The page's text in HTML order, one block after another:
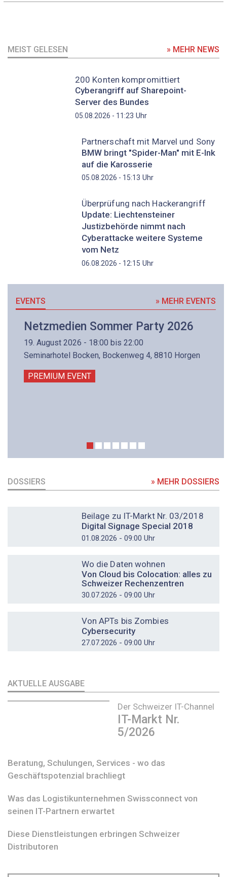
MEIST GELESEN » MEHR NEWS
200 Konten kompromittiert
Cyberangriff auf Sharepoint-
Server des Bundes
05.08.2026 - 11:23 Uhr
Partnerschaft mit Marvel und Sony
BMW bringt "Spider-Man" mit E-Ink
auf die Karosserie
05.08.2026 - 15:13 Uhr
Überprüfung nach Hackerangriff
Update: Liechtensteiner
Justizbehörde nimmt nach
Cyberattacke weitere Systeme
vom Netz
06.08.2026 - 12:15 Uhr
EVENTS » MEHR EVENTS
Netzmedien Sommer Party 2026
19. August 2026 - 18:00 bis 22:00
Seminarhotel Bocken, Bockenweg 4, 8810 Horgen
PREMIUM EVENT
DOSSIERS » MEHR DOSSIERS
Beilage zu IT-Markt Nr. 03/2018
Digital Signage Special 2018
01.08.2026 - 09:00 Uhr
Wo die Daten wohnen
Von Cloud bis Colocation: alles zu
Schweizer Rechenzentren
30.07.2026 - 09:00 Uhr
Von APTs bis Zombies
Cybersecurity
27.07.2026 - 09:00 Uhr
AKTUELLE AUSGABE
Der Schweizer IT-Channel
IT-Markt Nr.
5/2026
Beratung, Schulungen, Services - wo das
Geschäftspotenzial brachliegt
Was das Logistikunternehmen Swissconnect von
seinen IT-Partnern erwartet
Diese Dienstleistungen erbringen Schweizer
Distributoren